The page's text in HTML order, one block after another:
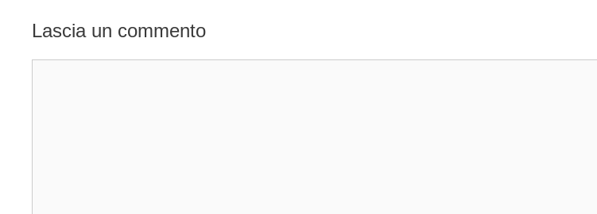
Lascia un commento